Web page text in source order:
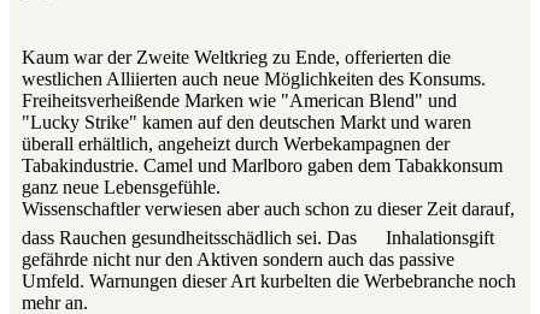
Kaum war der Zweite Weltkrieg zu Ende, offerierten die
westlichen Alliierten auch neue Möglichkeiten des Konsums.
Freiheitsverheißende Marken wie "American Blend" und
"Lucky Strike" kamen auf den deutschen Markt und waren
überall erhältlich, angeheizt durch Werbekampagnen der
Tabakindustrie. Camel und Marlboro gaben dem Tabakkonsum
ganz neue Lebensgefühle.
Wissenschaftler verwiesen aber auch schon zu dieser Zeit darauf,
dass Rauchen gesundheitsschädlich sei. Das
Inhalationsgift
gefährde nicht nur den Aktiven sondern auch das passive
Umfeld. Warnungen dieser Art kurbelten die Werbebranche noch
mehr an.